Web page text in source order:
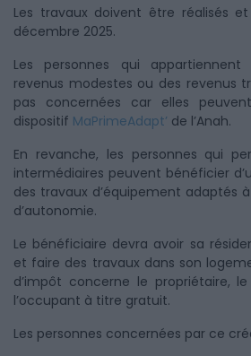
Les travaux doivent être réalisés
décembre 2025.
Les personnes qui
revenus modestes ou des revenus
pas concernées car elles
dispositif MaPrimeAdapt’ de l’Anah.
En revanche, les personnes qui
intermédiaires peuvent bénéficier
des travaux d’équipement adaptés
d’autonomie.
Le bénéficiaire devra avoir sa
et faire des travaux dans son
d’impôt concerne le propriétaire,
l’occupant à titre gratuit.
Les personnes concernées par ce